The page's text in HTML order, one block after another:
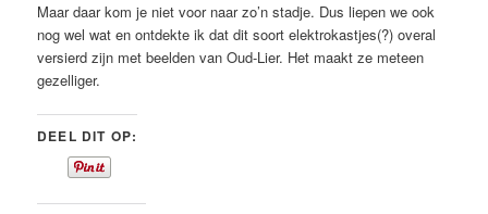
Maar daar kom je niet voor naar zo’n stadje. Dus liepen we ook
nog wel wat en ontdekte ik dat dit soort elektrokastjes(?) overal
versierd zijn met beelden van Oud-Lier. Het maakt ze meteen
gezelliger.
DEEL DIT OP: